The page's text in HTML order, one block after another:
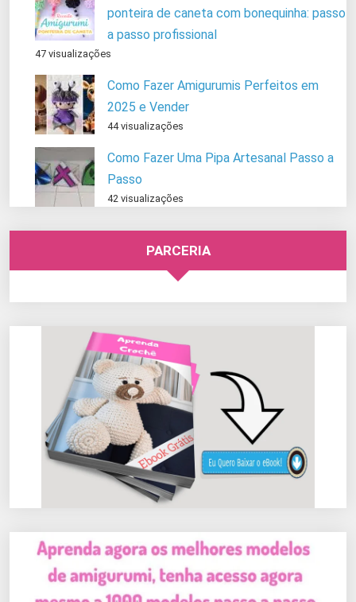
ponteira de caneta com bonequinha: passo
a passo profissional
47 visualizações
Como Fazer Amigurumis Perfeitos em
2025 e Vender
44 visualizações
Como Fazer Uma Pipa Artesanal Passo a
Passo
42 visualizações
PARCERIA